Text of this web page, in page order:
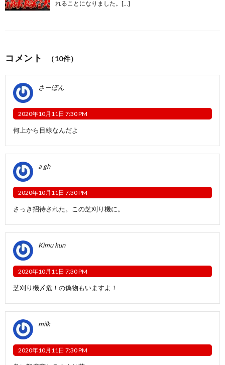
れることになりました。[…]
コメント （10件）
さーぼん
2020年10月11日 7:30 PM
何上から目線なんだよ
a gh
2020年10月11日 7:30 PM
さっき招待された。この芝刈り機に。
Kimu kun
2020年10月11日 7:30 PM
芝刈り機〆危！の偽物もいますよ！
milk
2020年10月11日 7:30 PM